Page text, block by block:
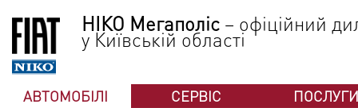
НІКО Мегаполіс – офіційний
у Київській області
АВТОМОБІЛІ СЕРВІС